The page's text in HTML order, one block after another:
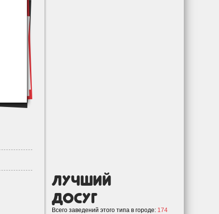
лучший
Досуг
Всего заведений этого типа в городе: 174